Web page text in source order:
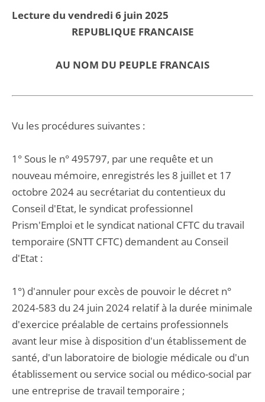
Lecture du vendredi 6 juin 2025
REPUBLIQUE FRANCAISE
AU NOM DU PEUPLE FRANCAIS
Vu les procédures suivantes :
1° Sous le n° 495797, par une requête et un
nouveau mémoire, enregistrés les 8 juillet et 17
octobre 2024 au secrétariat du contentieux du
Conseil d'Etat, le syndicat professionnel
Prism'Emploi et le syndicat national CFTC du travail
temporaire (SNTT CFTC) demandent au Conseil
d'Etat :
1°) d'annuler pour excès de pouvoir le décret n°
2024-583 du 24 juin 2024 relatif à la durée minimale
d'exercice préalable de certains professionnels
avant leur mise à disposition d'un établissement de
santé, d'un laboratoire de biologie médicale ou d'un
établissement ou service social ou médico-social par
une entreprise de travail temporaire ;